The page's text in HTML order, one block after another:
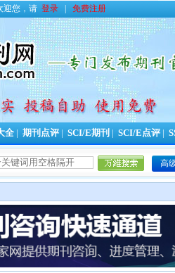
迎您，请 登录 免费注册
全 期刊点评 SCI/E期刊 SCI/E点评
高